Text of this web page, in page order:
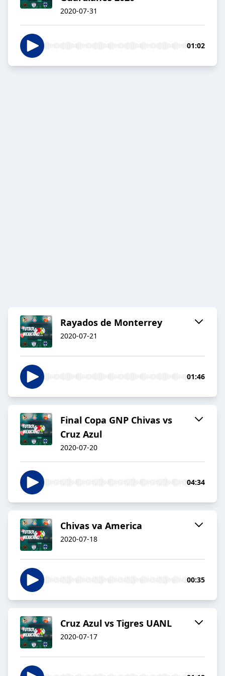
2020-07-31
01:02
Rayados de Monterrey
2020-07-21
01:46
Final Copa GNP Chivas vs
Cruz Azul
2020-07-20
04:34
Chivas va America
2020-07-18
00:35
Cruz Azul vs Tigres UANL
2020-07-17